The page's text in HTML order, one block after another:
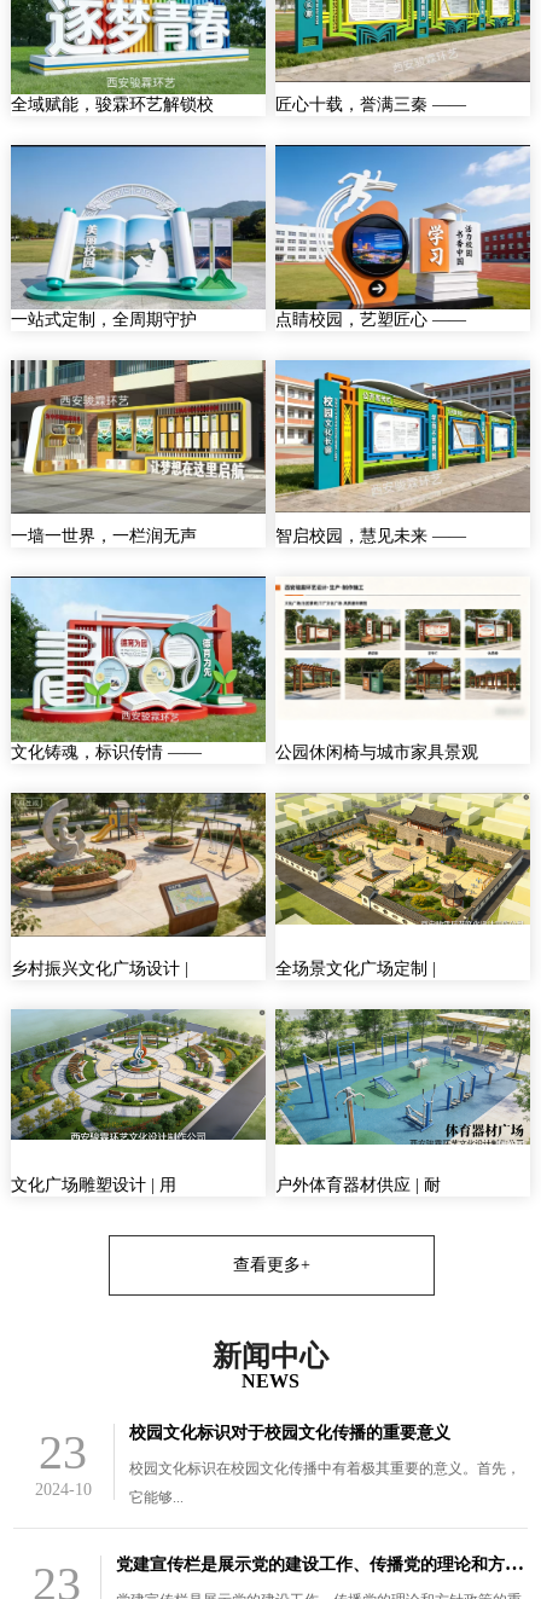
全域赋能，骏霖环艺解锁校 匠心十载，誉满三秦 ——
一站式定制，全周期守护 点睛校园，艺塑匠心 ——
一墙一世界，一栏润无声 智启校园，慧见未来 ——
文化铸魂，标识传情 —— 公园休闲椅与城市家具景观
乡村振兴文化广场设计 | 全场景文化广场定制 |
文化广场雕塑设计 | 用 户外体育器材供应 | 耐
查看更多+
新闻中心
NEWS
23
2024-10
校园文化标识对于校园文化传播的重要意义
校园文化标识在校园文化传播中有着极其重要的意义。首先，
它能够...
23 党
建宣传栏是展示党的建设工作、传播党的理论和方针政策的重要阵